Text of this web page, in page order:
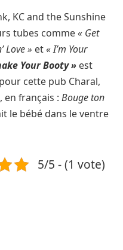
KC and the Sunshine
tubes comme« Get
Love » et« I’m Your
Your Booty » est
cette pub Charal,
en français : Bouge ton
le bébé dans le ventre
5/5 - (1 vote)